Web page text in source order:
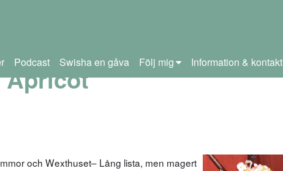
Podcast Swisha en gåva Följ mig Information & kontakt
Apricot
och Wexthuset– Lång lista, men magert